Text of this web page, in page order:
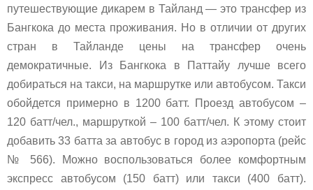
путешествующие дикарем в Тайланд — это трансфер из
Бангкока до места проживания. Но в отличии от других
стран в Тайланде цены на трансфер очень
демократичные. Из Бангкока в Паттайу лучше всего
добираться на такси, на маршрутке или автобусом. Такси
обойдется примерно в 1200 батт. Проезд автобусом –
120 батт/чел., маршруткой – 100 батт/чел. К этому стоит
добавить 33 батта за автобус в город из аэропорта (рейс
№ 566). Можно воспользоваться более комфортным
экспресс автобусом (150 батт) или такси (400 батт).